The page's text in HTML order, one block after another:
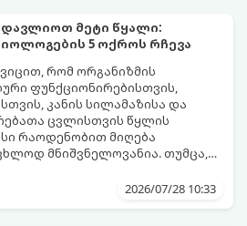
40-დან 50 წლამდე ასაკში იწყება
4-დან 8 წლამდე
რომ ეს პერიოდი შფოთვის
მნიშვნელოვანია
სიგნალებს გზავნის ორგანიზმი
შეიმსუბუქოთ მდგომარეობა
და
რეკომენდაციებით.
მეტი წყალი:
5 ოქროს რჩევა
რომ ორგანიზმის
ფუნქციონირებისთვის,
კანის სილამაზისა და
ცვლისთვის წყლის
რაოდენობით მიღება
მნიშვნელოვანია. თუმცა,
ჩვევის არქონის გამო, დღის
ან მისი გემო მოსაწყენი2026/07/28 10:33